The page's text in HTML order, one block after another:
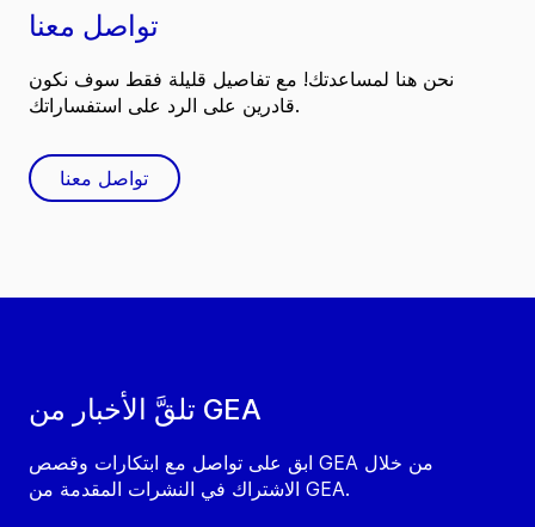
تلقَّ الأخبار من GEA
ابق على تواصل مع ابتكارات وقصص GEA من خلال
الاشتراك في النشرات المقدمة من GEA.
تواصل معنا
نحن هنا لمساعدتك! مع تفاصيل قليلة فقط سوف نكون
قادرين على الرد على استفساراتك.
تواصل معنا